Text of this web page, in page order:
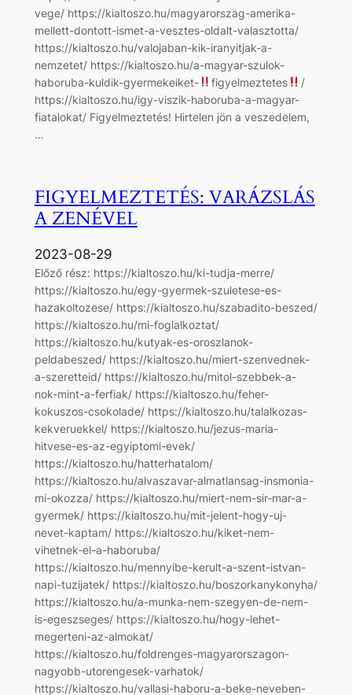
vege/ https://kialtoszo.hu/magyarorszag-amerika-
mellett-dontott-ismet-a-vesztes-oldalt-valasztotta/
https://kialtoszo.hu/valojaban-kik-iranyitjak-a-
nemzetet/ https://kialtoszo.hu/a-magyar-szulok-
haboruba-kuldik-gyermekeiket-
figyelmeztetes
/
https://kialtoszo.hu/igy-viszik-haboruba-a-magyar-
fiatalokat/ Figyelmeztetés! Hirtelen jön a veszedelem,
…
FIGYELMEZTETÉS: VARÁZSLÁS
A ZENÉVEL
2023-08-29
Előző rész: https://kialtoszo.hu/ki-tudja-merre/
https://kialtoszo.hu/egy-gyermek-szuletese-es-
hazakoltozese/ https://kialtoszo.hu/szabadito-beszed/
https://kialtoszo.hu/mi-foglalkoztat/
https://kialtoszo.hu/kutyak-es-oroszlanok-
peldabeszed/ https://kialtoszo.hu/miert-szenvednek-
a-szeretteid/ https://kialtoszo.hu/mitol-szebbek-a-
nok-mint-a-ferfiak/ https://kialtoszo.hu/feher-
kokuszos-csokolade/ https://kialtoszo.hu/talalkozas-
kekveruekkel/ https://kialtoszo.hu/jezus-maria-
hitvese-es-az-egyiptomi-evek/
https://kialtoszo.hu/hatterhatalom/
https://kialtoszo.hu/alvaszavar-almatlansag-insmonia-
mi-okozza/ https://kialtoszo.hu/miert-nem-sir-mar-a-
gyermek/ https://kialtoszo.hu/mit-jelent-hogy-uj-
nevet-kaptam/ https://kialtoszo.hu/kiket-nem-
vihetnek-el-a-haboruba/
https://kialtoszo.hu/mennyibe-kerult-a-szent-istvan-
napi-tuzijatek/ https://kialtoszo.hu/boszorkanykonyha/
https://kialtoszo.hu/a-munka-nem-szegyen-de-nem-
is-egeszseges/ https://kialtoszo.hu/hogy-lehet-
megerteni-az-almokat/
https://kialtoszo.hu/foldrenges-magyarorszagon-
nagyobb-utorengesek-varhatok/
https://kialtoszo.hu/vallasi-haboru-a-beke-neveben-